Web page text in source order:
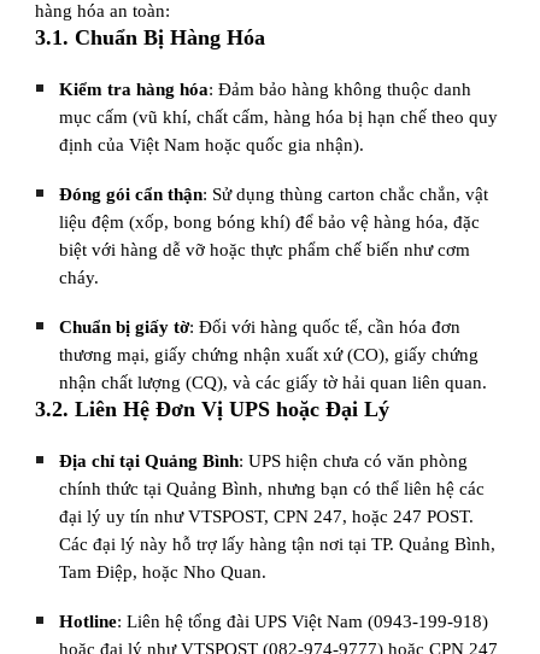
hàng hóa an toàn:
3.1. Chuẩn Bị Hàng Hóa
Kiểm tra hàng hóa: Đảm bảo hàng không thuộc danh
mục cấm (vũ khí, chất cấm, hàng hóa bị hạn chế theo quy
định của Việt Nam hoặc quốc gia nhận).
Đóng gói cẩn thận: Sử dụng thùng carton chắc chắn, vật
liệu đệm (xốp, bong bóng khí) để bảo vệ hàng hóa, đặc
biệt với hàng dễ vỡ hoặc thực phẩm chế biến như cơm
cháy.
Chuẩn bị giấy tờ: Đối với hàng quốc tế, cần hóa đơn
thương mại, giấy chứng nhận xuất xứ (CO), giấy chứng
nhận chất lượng (CQ), và các giấy tờ hải quan liên quan.
3.2. Liên Hệ Đơn Vị UPS hoặc Đại Lý
Địa chỉ tại Quảng Bình: UPS hiện chưa có văn phòng
chính thức tại Quảng Bình, nhưng bạn có thể liên hệ các
đại lý uy tín như VTSPOST, CPN 247, hoặc 247 POST.
Các đại lý này hỗ trợ lấy hàng tận nơi tại TP. Quảng Bình,
Tam Điệp, hoặc Nho Quan.
Hotline: Liên hệ tổng đài UPS Việt Nam (0943-199-918)
hoặc đại lý như VTSPOST (082-974-9777) hoặc CPN 247